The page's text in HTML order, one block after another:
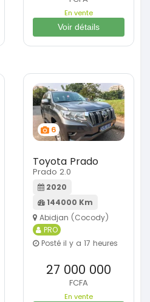
En vente
Voir détails
6
Toyota Prado
Prado 2.0
2020
144000 Km
Abidjan (Cocody)
PRO
Posté il y a 17 heures
27 000 000
FCFA
En vente